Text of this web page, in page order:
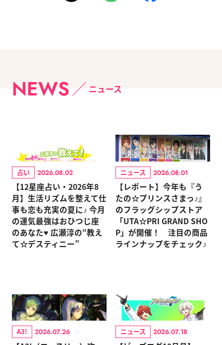
NEWS ニュース
占い 2026.08.02
【12星座占い・2026年8
月】生活リズムを整えて仕
事も恋も充実の夏に♪ 今月
の運気最強はおひつじ座
のあなた♥ 広瀬淳の“教え
て☆デスティニー”
ニュース 2026.08.01
【レポート】今年も『う
たの☆プリンスさまっ♪』
のフラッグシップストア
「UTA☆PRI GRAND SHO
P」が開催！ 注目の商品
ラインナップをチェック♪
A3! 2026.07.26 ニュース 2026.07.18